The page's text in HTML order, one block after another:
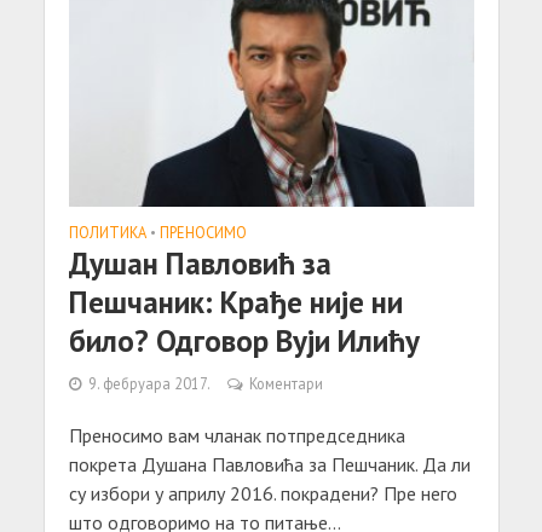
ПОЛИТИКА • ПРЕНОСИМО
Душан Павловић за
Пешчаник: Крађе није ни
било? Одговор Вуји Илићу
9. фебруара 2017. Коментари
Преносимо вам чланак потпредседника
покрета Душана Павловића за Пешчаник. Да ли
су избори у априлу 2016. покрадени? Пре него
што одговоримо на то питање...